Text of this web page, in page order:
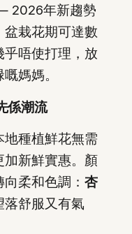
2026年新趨勢
栽花期可達數
乎唔使打理，放
媽媽。
係潮流
種植鮮花無需
加新鮮實惠。顏
柔和色調： 杏
落舒服又有氣